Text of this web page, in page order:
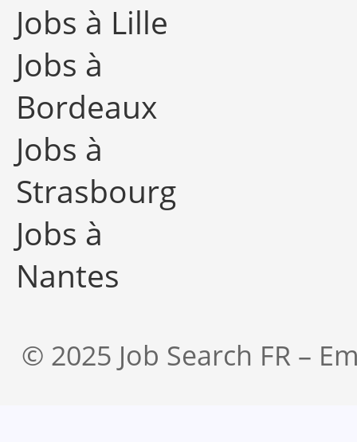
Jobs à Lille
Jobs à
Bordeaux
Jobs à
Strasbourg
Jobs à
Nantes
© 2025 Job Search FR –